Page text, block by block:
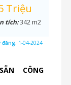
CÔNG
Triệu
tích:342 m2
đăng: 1-04-2024